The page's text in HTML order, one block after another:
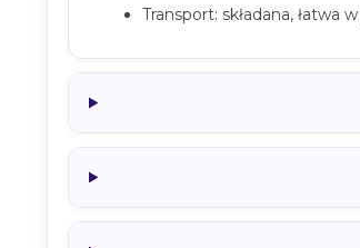
Transport: składana, łatwa